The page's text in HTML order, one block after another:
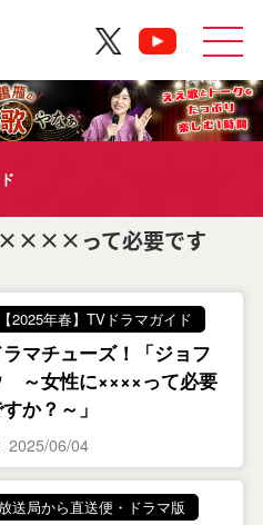
××××って必要です
【2025年春】TVドラマガイド
ラマチューズ！「ジョフ
～女性に××××って必要
か？～」
2025/06/04
送局から直送便・ドラマ版